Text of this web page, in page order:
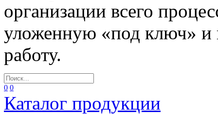
организации всего
уложенную «под ключ» и
работу.
0 0
Каталог продукции